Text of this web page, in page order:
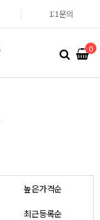
1:1문의
0
높은가격순
최근등록순